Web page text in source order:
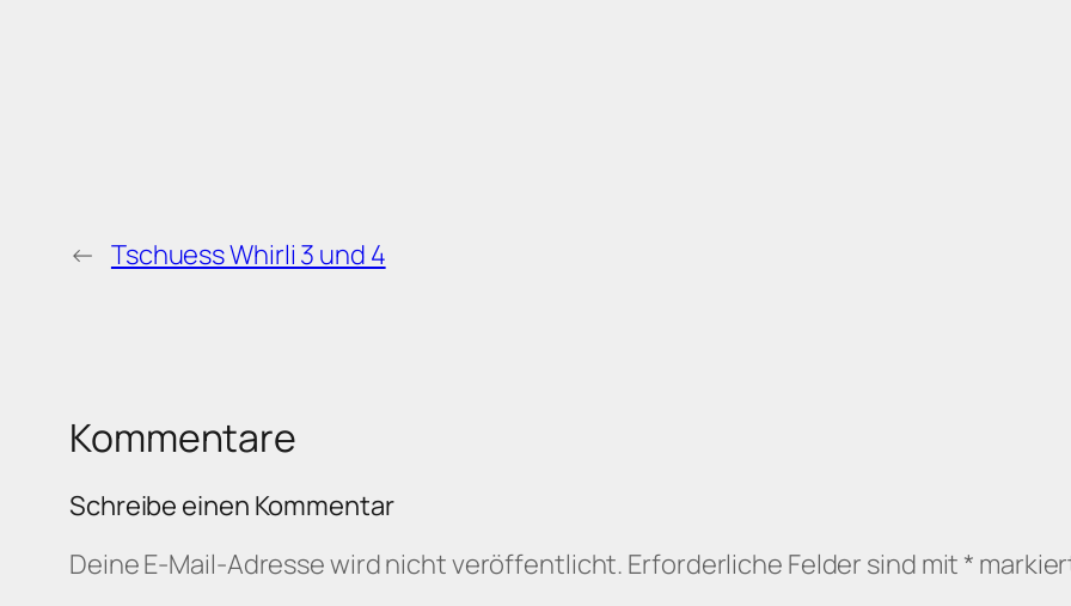
← Tschuess Whirli 3 und 4
Kommentare
Schreibe einen Kommentar
Deine E-Mail-Adresse wird nicht veröffentlicht. Erforderliche Felder sind mit *